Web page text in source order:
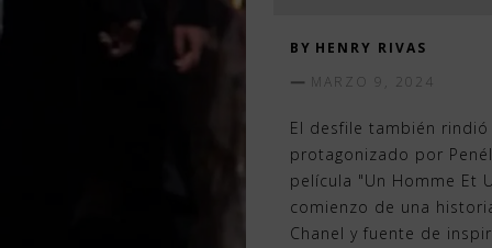
BY HENRY RIVAS
MARZO 9, 2024
El desfile también
protagonizado por
película "Un Homme Et
comienzo de una
Chanel y fuente de